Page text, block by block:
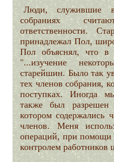
Люди, служившие
собраниях
ответственности.
принадлежал Пол,
Пол объяснял, что в
"...изучение
старейшин. Было так
тех членов собрания,
поступках. Иногда
также был
котором содержались
членов. Меня
операций, при помощи
контролем работников